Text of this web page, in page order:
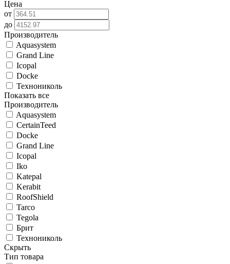
Цена
от
до
Производитель
Aquasystem
Grand Line
Icopal
Docke
Технониколь
Показать все
Производитель
Aquasystem
CertainTeed
Docke
Grand Line
Icopal
Iko
Katepal
Kerabit
RoofShield
Tarco
Tegola
Брит
Технониколь
Скрыть
Тип товара